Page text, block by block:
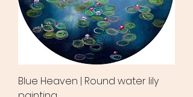
Blue Heaven | Round water lily